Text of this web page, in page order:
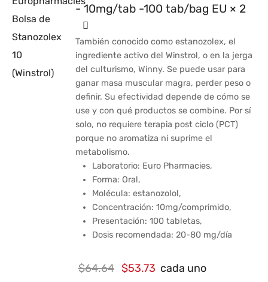
- 10mg/tab -100 tab/bag EU × 2
También conocido como estanozolex, el
ingrediente activo del Winstrol, o en la jerga
del culturismo, Winny. Se puede usar para
ganar masa muscular magra, perder peso o
definir. Su efectividad depende de cómo se
use y con qué productos se combine. Por sí
solo, no requiere terapia post ciclo (PCT)
porque no aromatiza ni suprime el
metabolismo.
Laboratorio: Euro Pharmacies,
Forma: Oral,
Molécula: estanozolol,
Concentración: 10mg/comprimido,
Presentación: 100 tabletas,
Dosis recomendada: 20-80 mg/día
$64.64 El
$53.73 El
cada uno